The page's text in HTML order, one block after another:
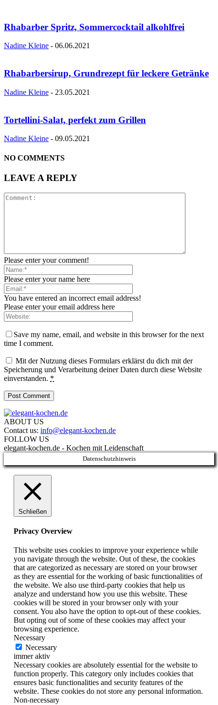
Rhabarber Spritz, Sommercocktail alkohlfrei
Nadine Kleine - 06.06.2021
Rhabarbersirup, Grundrezept für leckere Getränke
Nadine Kleine - 23.05.2021
Tortellini-Salat, perfekt zum Grillen
Nadine Kleine - 09.05.2021
NO COMMENTS
LEAVE A REPLY
Please enter your comment!
Please enter your name here
You have entered an incorrect email address!
Please enter your email address here
Save my name, email, and website in this browser for the next
time I comment.
Mit der Nutzung dieses Formulars erklärst du dich mit der
Speicherung und Verarbeitung deiner Daten durch diese Website
einverstanden. *
ABOUT US
Contact us: info@elegant-kochen.de
FOLLOW US
elegant-kochen.de - Kochen mit Leidenschaft
Datenschutzhinweis
Schließen
Privacy Overview
This website uses cookies to improve your experience while
you navigate through the website. Out of these, the cookies
that are categorized as necessary are stored on your browser
as they are essential for the working of basic functionalities of
the website. We also use third-party cookies that help us
analyze and understand how you use this website. These
cookies will be stored in your browser only with your
consent. You also have the option to opt-out of these cookies.
But opting out of some of these cookies may affect your
browsing experience.
Necessary
Necessary
immer aktiv
Necessary cookies are absolutely essential for the website to
function properly. This category only includes cookies that
ensures basic functionalities and security features of the
website. These cookies do not store any personal information.
Non-necessary